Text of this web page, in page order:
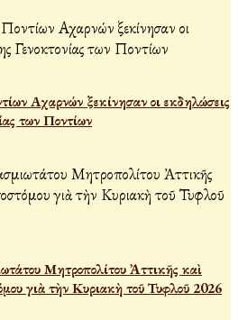
Αχαρνών ξεκίνησαν οι εκδηλώσεις
των Ποντίων
Μητροπολίτου Ἀττικῆς καὶ
γιὰ τὴν Κυριακὴ τοῦ Τυφλοῦ 2026